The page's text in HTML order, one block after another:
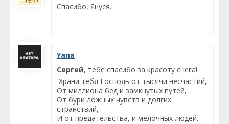
Спасибо, Януся.
Yana
Сергей, тебе спасибо за красоту снега!
Храни тебя Господь от тысячи несчастий,
От миллиона бед и замкнутых путей,
От бури ложных чувств и долгих
странствий,
И от предательства, и мелочных людей.